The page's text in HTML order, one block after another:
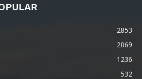
2853
2069
1236
532